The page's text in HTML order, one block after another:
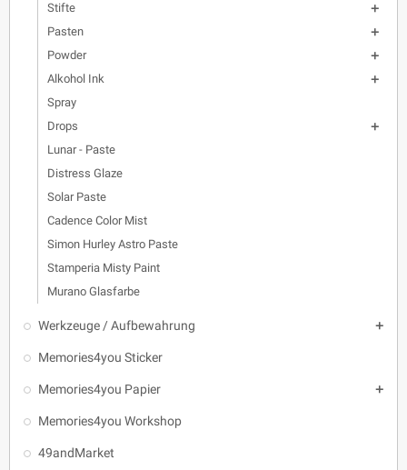
Stifte

Pasten 
Powder 
Alkohol Ink 
Spray
Drops

Lunar - Paste
Distress Glaze
Solar Paste
Cadence Color Mist
Simon Hurley Astro Paste
Stamperia Misty Paint
Murano Glasfarbe
Werkzeuge / Aufbewahrung 
Memories4you Sticker
Memories4you Papier 
Memories4you Workshop
49andMarket